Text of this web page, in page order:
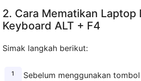
2. Cara Mematikan Laptop
Keyboard ALT + F4
Simak langkah berikut:
Sebelum menggunakan